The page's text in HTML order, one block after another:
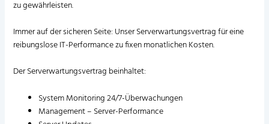
zu gewährleisten.
Immer auf der sicheren Seite: UnserServerwartungsvertragfür eine
reibungslose IT-Performance zu fixen monatlichen Kosten.
Der Serverwartungsvertrag beinhaltet:
System Monitoring 24/7-Überwachungen
Management – Server-Performance